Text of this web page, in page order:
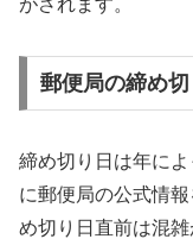
がされます。
郵便局の締め
締め切り日は年に
に郵便局の公式情
め切り日直前は混雑